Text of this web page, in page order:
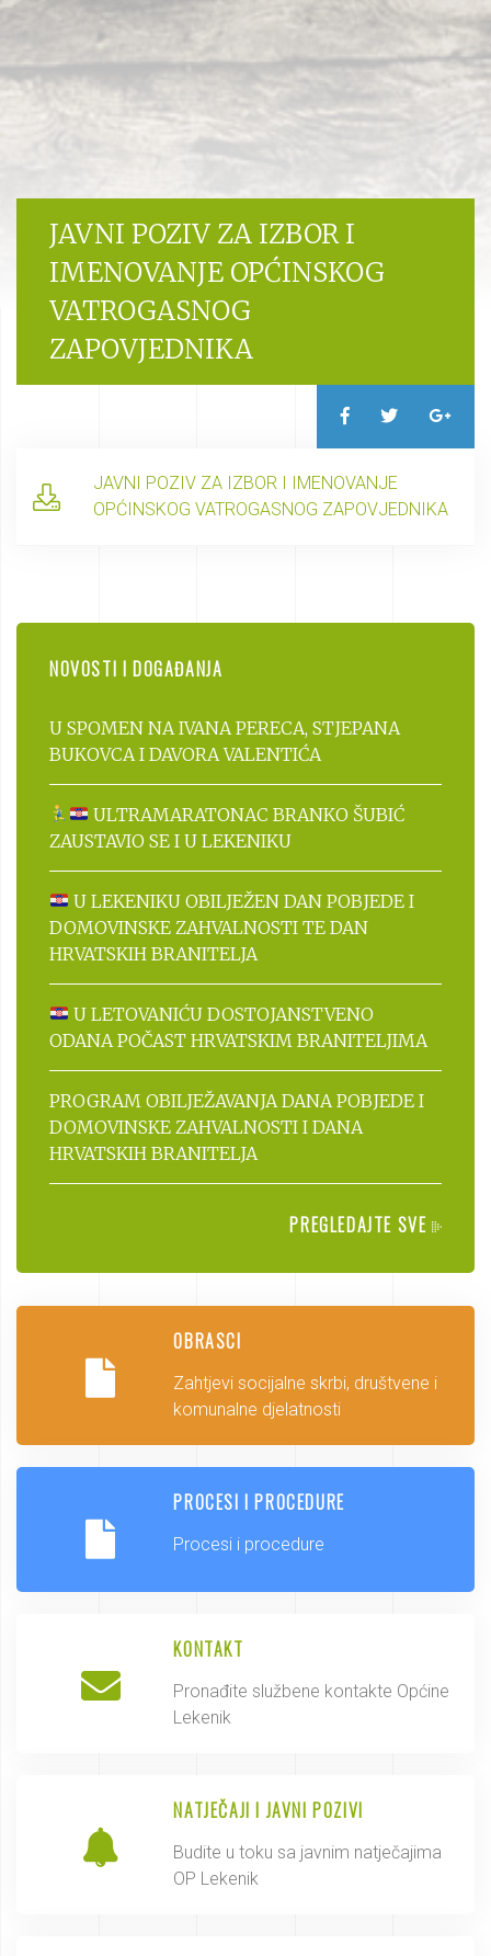
JAVNI POZIV ZA IZBOR I
IMENOVANJE OPĆINSKOG
VATROGASNOG
ZAPOVJEDNIKA
JAVNI POZIV ZA IZBOR I IMENOVANJE
OPĆINSKOG VATROGASNOG ZAPOVJEDNIKA
NOVOSTI I DOGAĐANJA
U SPOMEN NA IVANA PERECA, STJEPANA
BUKOVCA I DAVORA VALENTIĆA
ULTRAMARATONAC BRANKO ŠUBIĆ
ZAUSTAVIO SE I U LEKENIKU
U LEKENIKU OBILJEŽEN DAN POBJEDE I
DOMOVINSKE ZAHVALNOSTI TE DAN
HRVATSKIH BRANITELJA
U LETOVANIĆU DOSTOJANSTVENO
ODANA POČAST HRVATSKIM BRANITELJIMA
PROGRAM OBILJEŽAVANJA DANA POBJEDE I
DOMOVINSKE ZAHVALNOSTI I DANA
HRVATSKIH BRANITELJA
PREGLEDAJTE SVE
OBRASCI
Zahtjevi socijalne skrbi, društvene i
komunalne djelatnosti
PROCESI I PROCEDURE
Procesi i procedure
KONTAKT
Pronađite službene kontakte Općine
Lekenik
NATJEČAJI I JAVNI POZIVI
Budite u toku sa javnim natječajima
OP Lekenik